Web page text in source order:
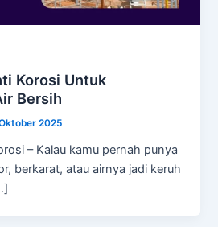
Korosi Untuk
Bersih
2025
– Kalau kamu pernah punya
berkarat, atau airnya jadi keruh